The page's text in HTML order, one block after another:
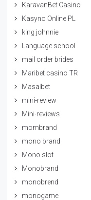
KaravanBet Casino
Kasyno Online PL
king johnnie
Language school
mail order brides
Maribet casino TR
Masalbet
mini-review
Mini-reviews
mombrand
mono brand
Mono slot
Monobrand
monobrend
monogame